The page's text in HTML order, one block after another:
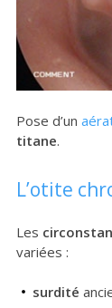
Pose d’un
titane.
L’otite
Les
variées :
surdité